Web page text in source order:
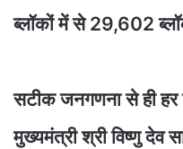
ब्लॉकों में से 29,602
सटीक जनगणना से ही
मुख्यमंत्री श्री विष्णु देव